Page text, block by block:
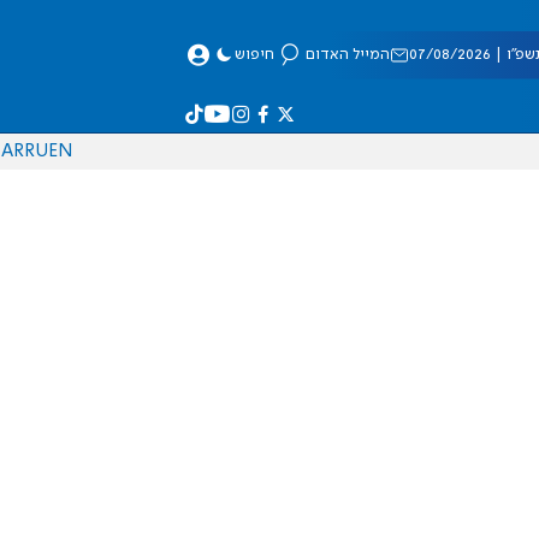
08/2026 המייל האדום חיפוש
EN
RU
AR